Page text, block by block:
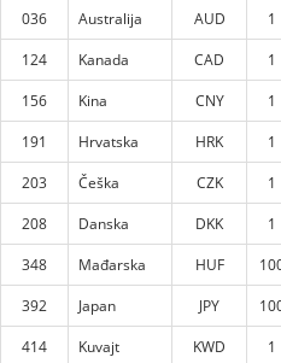
036
Australija AUD 1
124
Kanada CAD 1
156
Kina CNY 1
191
Hrvatska HRK 1
203
Češka CZK 1
208
Danska DKK 1
348
Mađarska HUF
392
Japan JPY
414
Kuvajt KWD 1